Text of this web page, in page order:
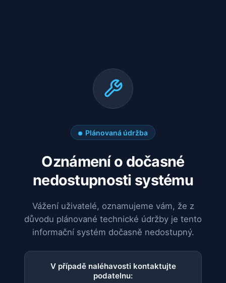
Plánovaná údržba
Oznámení o dočasné
nedostupnosti systému
Vážení uživatelé, oznamujeme vám, že z
důvodu plánované technické údržby je tento
informační systém dočasně nedostupný.
V případě naléhavosti kontaktujte
podatelnu: